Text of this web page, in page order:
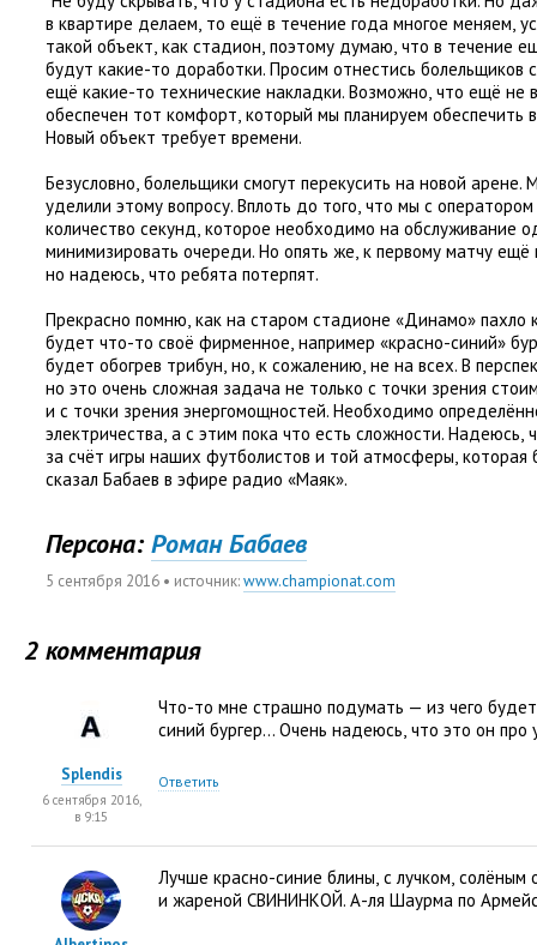
в квартире делаем, то ещё в течение года многое меняем,
такой объект, как стадион, поэтому думаю, что в течение
будут какие-то доработки. Просим отнестись болельщиков
ещё какие-то технические накладки. Возможно, что ещё не
обеспечен тот комфорт, который мы планируем обеспечить
Новый объект требует времени.
Безусловно, болельщики смогут перекусить на новой
уделили этому вопросу. Вплоть до того, что мы с
количество секунд, которое необходимо на обслуживание
минимизировать очереди. Но опять же, к первому матчу ещё
но надеюсь, что ребята потерпят.
Прекрасно помню, как на старом стадионе «Динамо» пахло
будет что-то своё фирменное, например «красно-синий»
будет обогрев трибун, но, к сожалению, не на всех. В
но это очень сложная задача не только с точки зрения
и с точки зрения энергомощностей. Необходимо
электричества, а с этим пока что есть сложности. Надеюсь,
за счёт игры наших футболистов и той атмосферы, которая
сказал Бабаев в эфире радио «Маяк».
Персона: Роман Бабаев
5 сентября 2016 • источник:www.championat.com
2 комментария
Что-то мне страшно подумать — из чего
синий бургер… Очень надеюсь, что это он про
Ответить
Splendis
6 сентября 2016,
в 9:15
Лучше красно-синие блины, с лучком, солёным
и жареной СВИНИНКОЙ. А-ля Шаурма по